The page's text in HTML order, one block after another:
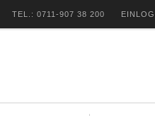
TEL.: 0711-907 38 200